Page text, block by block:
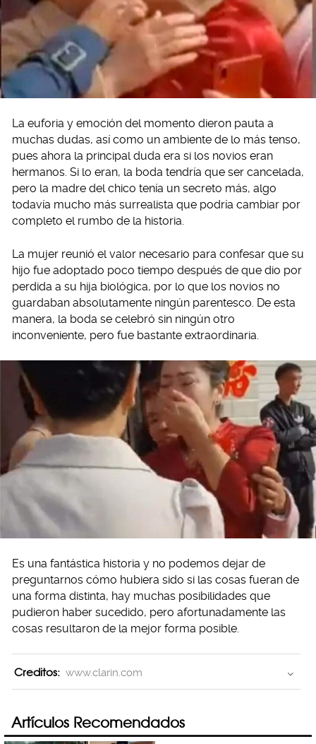
La euforia y emoción del momento dieron pauta a
muchas dudas, así como un ambiente de lo más tenso,
pues ahora la principal duda era si los novios eran
hermanos. Si lo eran, la boda tendría que ser cancelada,
pero la madre del chico tenía un secreto más, algo
todavía mucho más surrealista que podría cambiar por
completo el rumbo de la historia.
La mujer reunió el valor necesario para confesar que su
hijo fue adoptado poco tiempo después de que dio por
perdida a su hija biológica, por lo que los novios no
guardaban absolutamente ningún parentesco. De esta
manera, la boda se celebró sin ningún otro
inconveniente, pero fue bastante extraordinaria.
Es una fantástica historia y no podemos dejar de
preguntarnos cómo hubiera sido si las cosas fueran de
una forma distinta, hay muchas posibilidades que
pudieron haber sucedido, pero afortunadamente las
cosas resultaron de la mejor forma posible.
Creditos: www.clarin.com
Artículos Recomendados